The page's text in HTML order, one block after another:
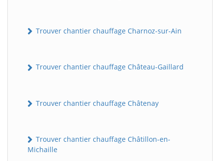
Trouver chantier chauffage Charnoz-sur-Ain
Trouver chantier chauffage Château-Gaillard
Trouver chantier chauffage Châtenay
Trouver chantier chauffage Châtillon-en-
Michaille